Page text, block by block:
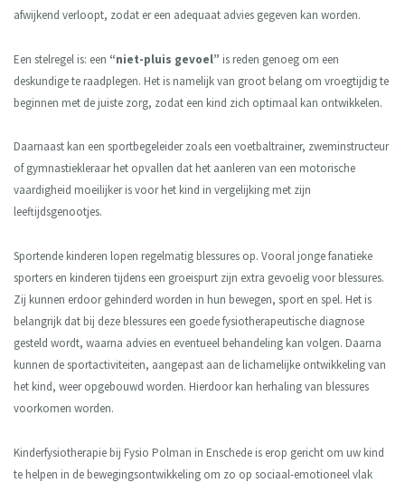
afwijkend verloopt, zodat er een adequaat advies gegeven kan worden.
Een stelregel is: een “niet-pluis gevoel” is reden genoeg om een
deskundige te raadplegen. Het is namelijk van groot belang om vroegtijdig te
beginnen met de juiste zorg, zodat een kind zich optimaal kan ontwikkelen.
Daarnaast kan een sportbegeleider zoals een voetbaltrainer, zweminstructeur
of gymnastiekleraar het opvallen dat het aanleren van een motorische
vaardigheid moeilijker is voor het kind in vergelijking met zijn
leeftijdsgenootjes.
Sportende kinderen lopen regelmatig blessures op. Vooral jonge fanatieke
sporters en kinderen tijdens een groeispurt zijn extra gevoelig voor blessures.
Zij kunnen erdoor gehinderd worden in hun bewegen, sport en spel. Het is
belangrijk dat bij deze blessures een goede fysiotherapeutische diagnose
gesteld wordt, waarna advies en eventueel behandeling kan volgen. Daarna
kunnen de sportactiviteiten, aangepast aan de lichamelijke ontwikkeling van
het kind, weer opgebouwd worden. Hierdoor kan herhaling van blessures
voorkomen worden.
Kinderfysiotherapie bij Fysio Polman in Enschede is erop gericht om uw kind
te helpen in de bewegingsontwikkeling om zo op sociaal-emotioneel vlak